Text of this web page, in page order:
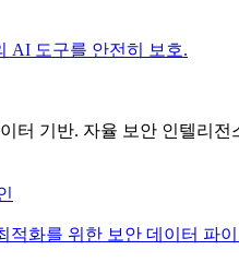
AI 도구를 안전히 보호.
터 기반. 자율 보안 인텔리전
적화를 위한 보안 데이터 파